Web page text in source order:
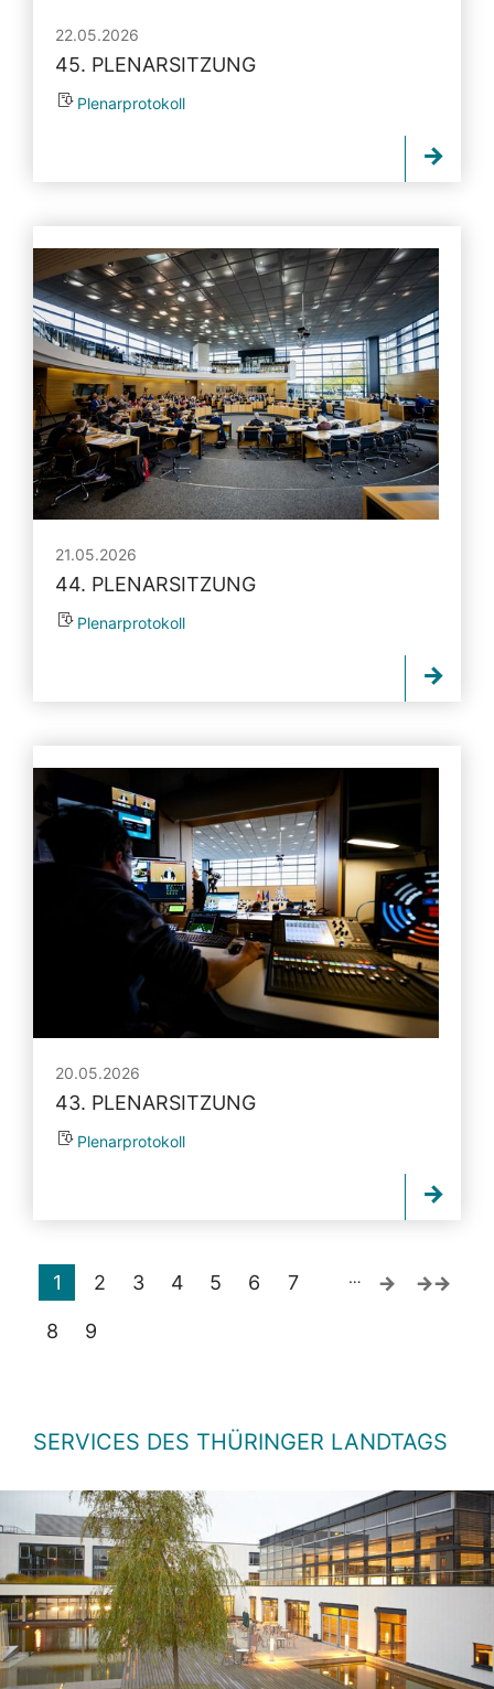
22.05.2026
45. PLENARSITZUNG
Plenarprotokoll
21.05.2026
44. PLENARSITZUNG
Plenarprotokoll
20.05.2026
43. PLENARSITZUNG
Plenarprotokoll
1 2 3 4 5 6 7
8 9
…
SERVICES DES THÜRINGER LANDTAGS